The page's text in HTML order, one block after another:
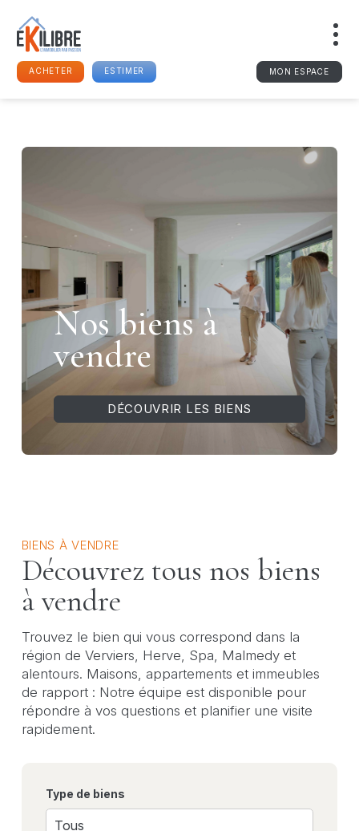
ACHETER ESTIMER MON ESPACE
Nos biens à
vendre
DÉCOUVRIR LES BIENS
BIENS À VENDRE
Découvrez tous nos biens
à vendre
Trouvez le bien qui vous correspond dans la
région de Verviers, Herve, Spa, Malmedy et
alentours. Maisons, appartements et immeubles
de rapport : Notre équipe est disponible pour
répondre à vos questions et planifier une visite
rapidement.
Type de biens